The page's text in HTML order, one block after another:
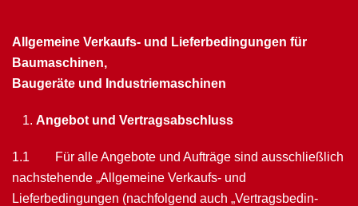
Allgemeine Verkaufs- und Lieferbedingungen für
Baumaschinen,
Baugeräte und Industriemaschinen
Angebot und Vertragsabschluss
1.1 Für alle Angebote und Aufträge sind ausschließlich
nachstehende „Allgemeine Verkaufs- und
Lieferbedingungen (nachfolgend auch „Vertragsbedin­